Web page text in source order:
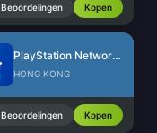
Beoordelingen Kopen
PlayStation Network Card (HK)
HONG KONG
Beoordelingen Kopen